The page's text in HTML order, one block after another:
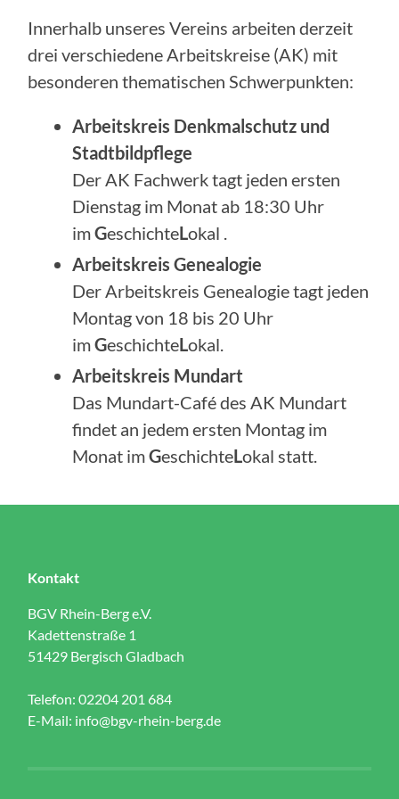
Innerhalb unseres Vereins arbeiten derzeit
drei verschiedene Arbeitskreise (AK) mit
besonderen thematischen Schwerpunkten:
Arbeitskreis Denkmalschutz und
Stadtbildpflege
Der AK Fachwerk tagt jeden ersten
Dienstag im Monat ab 18:30 Uhr
imGeschichteLokal .
Arbeitskreis Genealogie
Der Arbeitskreis Genealogie tagt jeden
Montag von 18 bis 20 Uhr
imGeschichteLokal.
Arbeitskreis Mundart
Das Mundart-Café des AK Mundart
findet an jedem ersten Montag im
Monat imGeschichteLokal statt.
Kontakt
BGV Rhein-Berg e.V.
Kadettenstraße 1
51429 Bergisch Gladbach
Telefon: 02204 201 684
E-Mail: info@bgv-rhein-berg.de